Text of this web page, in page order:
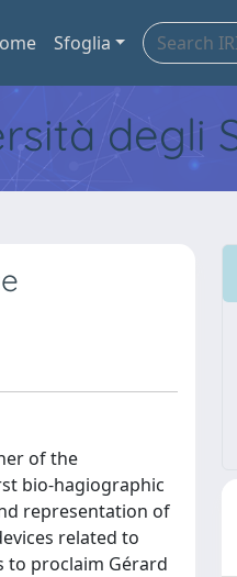
Sfoglia
degli
of the
bio-hagiographic
representation of
related to
to proclaim Gérard